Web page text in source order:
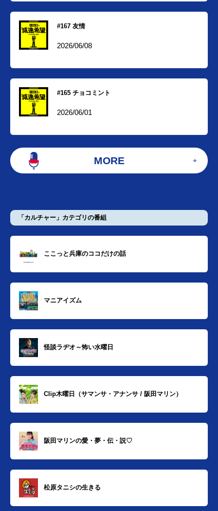
#167 友情
2026/06/08
#165 チョコミント
2026/06/01
MORE
「カルチャー」カテゴリの番組
ここっと兵庫のココだけの話
マニアイズム
怪談ラヂオ～怖い水曜日
Clip木曜日（サマンサ・アナンサ / 阪田マリン）
阪田マリンの愛・夢・伝・説♡
松原タニシの生きる